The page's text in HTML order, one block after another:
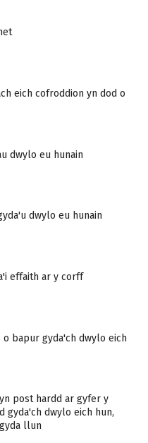
eich cofroddion yn dod o
dwylo eu hunain
dwylo eu hunain
effaith ar y corff
o bapur gyda'ch dwylo eich
post hardd ar gyfer y
gyda'ch dwylo eich hun,
llun